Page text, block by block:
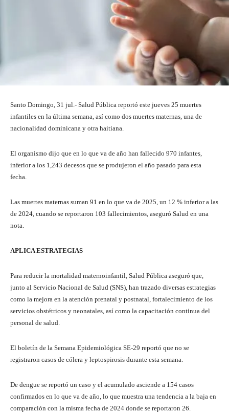
Santo Domingo, 31 jul.- Salud Pública reportó este jueves 25 muertes
infantiles en la última semana, así como dos muertes maternas, una de
nacionalidad dominicana y otra haitiana.
El organismo dijo que en lo que va de año han fallecido 970 infantes,
inferior a los 1,243 decesos que se produjeron el año pasado para esta
fecha.
Las muertes maternas suman 91 en lo que va de 2025, un 12 % inferior a las
de 2024, cuando se reportaron 103 fallecimientos, aseguró Salud en una
nota.
APLICA ESTRATEGIAS
Para reducir la mortalidad maternoinfantil, Salud Pública aseguró que,
junto al Servicio Nacional de Salud (SNS), han trazado diversas estrategias
como la mejora en la atención prenatal y postnatal, fortalecimiento de los
servicios obstétricos y neonatales, así como la capacitación continua del
personal de salud.
El boletín de la Semana Epidemiológica SE-29 reportó que no se
registraron casos de cólera y leptospirosis durante esta semana.
De dengue se reportó un caso y el acumulado asciende a 154 casos
confirmados en lo que va de año, lo que muestra una tendencia a la baja en
comparación con la misma fecha de 2024 donde se reportaron 26.